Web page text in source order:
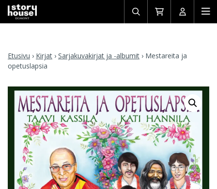
Avaa/sulje
haku
Siirry
ostoskoriin
Avaa/
Etusivu › Kirjat › Sarjakuvakirjat ja -albumit › Mestareita ja
opetuslapsia